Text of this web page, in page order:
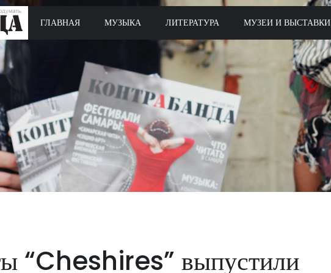
ГЛАВНАЯ МУЗЫКА ЛИТЕРАТУРА МУЗЕИ И ВЫСТАВКИ
“Cheshires” выпустили